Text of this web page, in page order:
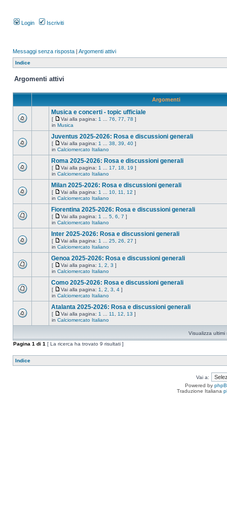
Login Iscriviti
Messaggi senza risposta | Argomenti attivi
Indice
Argomenti attivi
Argomenti
Musica e concerti - topic ufficiale
[ Vai alla pagina: 1 76 77 78 ]
in Musica
Juventus 2025-2026: Rosa e discussioni generali
[ Vai alla pagina: 1 38 39 40 ]
in Calciomercato Italiano
Roma 2025-2026: Rosa e discussioni generali
[ Vai alla pagina: 1 17 18 19 ]
in Calciomercato Italiano
Milan 2025-2026: Rosa e discussioni generali
[ Vai alla pagina: 1 10 11 12 ]
in Calciomercato Italiano
Fiorentina 2025-2026: Rosa e discussioni generali
[ Vai alla pagina: 1 5 6 7 ]
in Calciomercato Italiano
Inter 2025-2026: Rosa e discussioni generali
[ Vai alla pagina: 1 25 26 27 ]
in Calciomercato Italiano
Genoa 2025-2026: Rosa e discussioni generali
[ Vai alla pagina: 1 2 3 ]
in Calciomercato Italiano
Como 2025-2026: Rosa e discussioni generali
[ Vai alla pagina: 1 2 3 4 ]
in Calciomercato Italiano
Atalanta 2025-2026: Rosa e discussioni generali
[ Vai alla pagina: 1 11 12 13 ]
in Calciomercato Italiano
Visualizza ultimi
Pagina 1 di 1 [ La ricerca ha trovato 9 risultati ]
Indice
Vai a:
Powered by
Traduzione Italiana